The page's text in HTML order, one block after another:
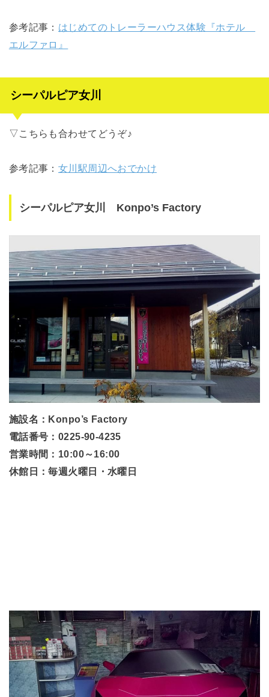
参考記事： はじめてのトレーラーハウス体験『ホテル
エルファロ』
シーパルピア女川
▽こちらも合わせてどうぞ♪
参考記事： 女川駅周辺へおでかけ
シーパルピア女川 Konpo’s Factory
施設名：Konpo’s Factory
電話番号：0225-90-4235
営業時間：10:00～16:00
休館日：毎週火曜日・水曜日